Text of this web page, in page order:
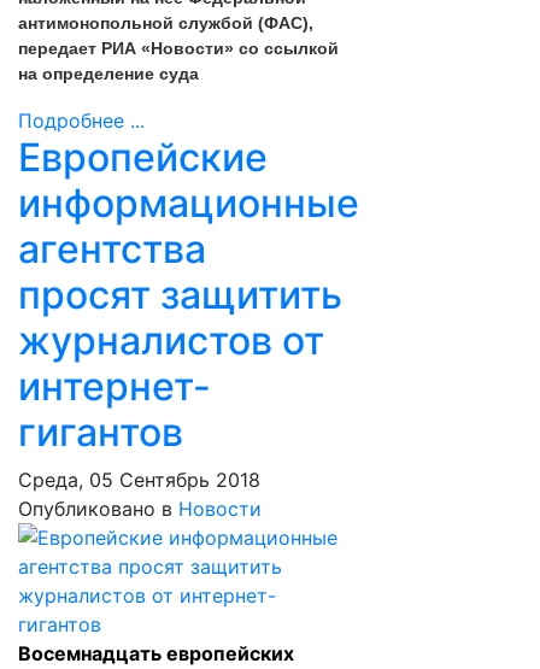
антимонопольной службой (ФАС),
передает РИА «Новости» со ссылкой
на определение суда
Подробнее ...
Европейские
информационные
агентства
просят защитить
журналистов от
интернет-
гигантов
Среда, 05 Сентябрь 2018
Опубликовано в Новости
Восемнадцать европейских